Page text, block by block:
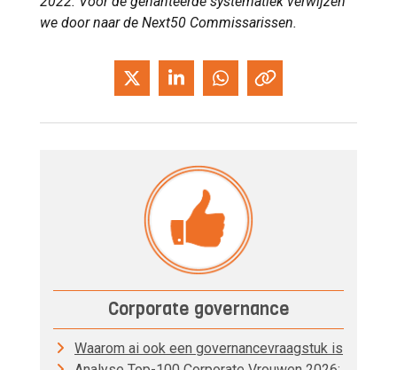
we door naar de Next50 Commissarissen.
Corporate governance
Waarom ai ook een governancevraagstuk is